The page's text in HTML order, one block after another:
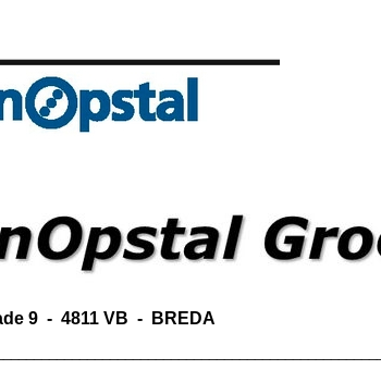
9 - 4811 VB - BREDA